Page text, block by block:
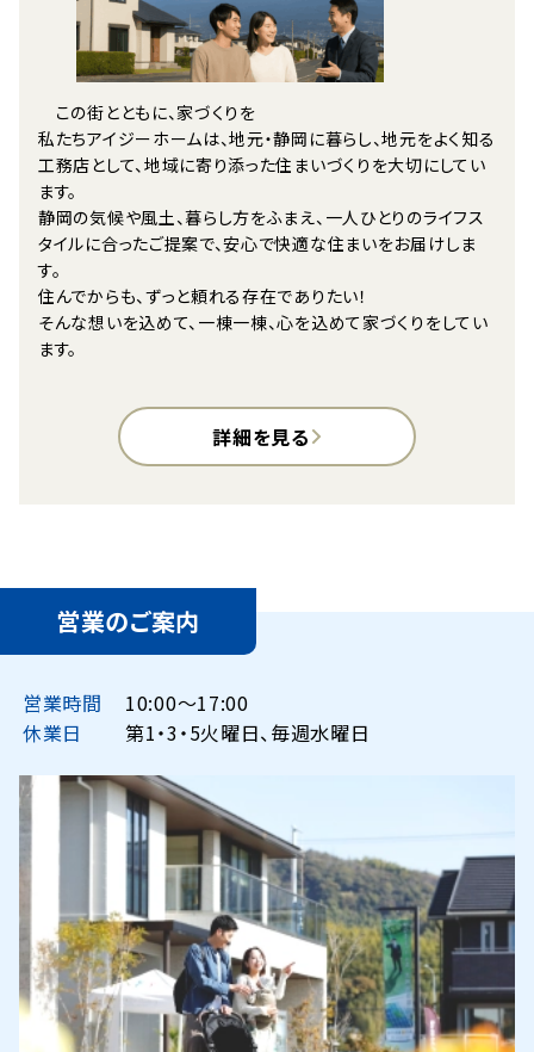
この街とともに、家づくりを
私たちアイジーホームは、地元・静岡に暮らし、地元をよく知る
工務店として、地域に寄り添った住まいづくりを大切にしてい
ます。
静岡の気候や風土、暮らし方をふまえ、一人ひとりのライフス
タイルに合ったご提案で、安心で快適な住まいをお届けしま
す。
住んでからも、ずっと頼れる存在でありたい！
そんな想いを込めて、一棟一棟、心を込めて家づくりをしてい
ます。
詳細を見る
営業のご案内
営業時間
10:00〜17:00
休業日
第1・3・5火曜日、毎週水曜日